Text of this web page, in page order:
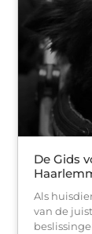
De Gids
Als
van de